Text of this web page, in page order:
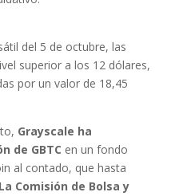
del 5 de octubre, las
superior a los 12 dólares,
por un valor de 18,45
Grayscale ha
de GBTC en un fondo
al contado, que hasta
La Comisión de Bolsa y